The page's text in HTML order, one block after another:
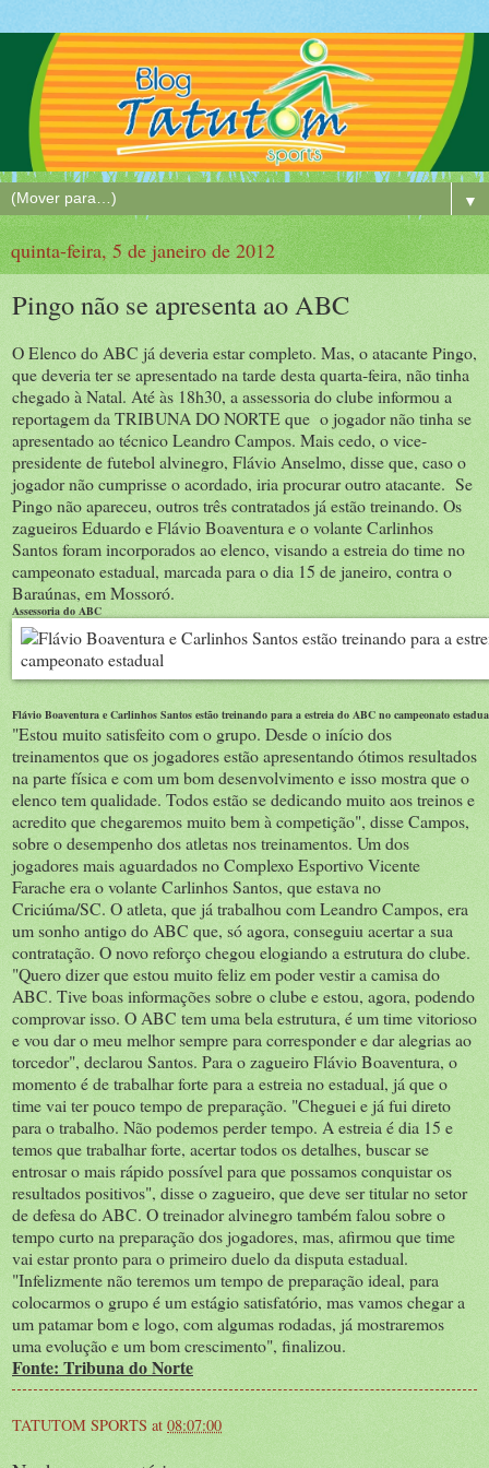
▼
quinta-feira, 5 de janeiro de 2012
Pingo não se apresenta ao ABC
O Elenco do ABC já deveria estar completo. Mas, o atacante Pingo,
que deveria ter se apresentado na tarde desta quarta-feira, não tinha
chegado à Natal. Até às 18h30, a assessoria do clube informou a
reportagem da TRIBUNA DO NORTE que o jogador não tinha se
apresentado ao técnico Leandro Campos. Mais cedo, o vice-
presidente de futebol alvinegro, Flávio Anselmo, disse que, caso o
jogador não cumprisse o acordado, iria procurar outro atacante. Se
Pingo não apareceu, outros três contratados já estão treinando. Os
zagueiros Eduardo e Flávio Boaventura e o volante Carlinhos
Santos foram incorporados ao elenco, visando a estreia do time no
campeonato estadual, marcada para o dia 15 de janeiro, contra o
Baraúnas, em Mossoró.
Assessoria do ABC
Flávio Boaventura e Carlinhos Santos estão treinando para a estreia do ABC no campeonato
"Estou muito satisfeito com o grupo. Desde o início dos
treinamentos que os jogadores estão apresentando ótimos resultados
na parte física e com um bom desenvolvimento e isso mostra que o
elenco tem qualidade. Todos estão se dedicando muito aos treinos e
acredito que chegaremos muito bem à competição", disse Campos,
sobre o desempenho dos atletas nos treinamentos. Um dos
jogadores mais aguardados no Complexo Esportivo Vicente
Farache era o volante Carlinhos Santos, que estava no
Criciúma/SC. O atleta, que já trabalhou com Leandro Campos, era
um sonho antigo do ABC que, só agora, conseguiu acertar a sua
contratação. O novo reforço chegou elogiando a estrutura do clube.
"Quero dizer que estou muito feliz em poder vestir a camisa do
ABC. Tive boas informações sobre o clube e estou, agora, podendo
comprovar isso. O ABC tem uma bela estrutura, é um time vitorioso
e vou dar o meu melhor sempre para corresponder e dar alegrias ao
torcedor", declarou Santos. Para o zagueiro Flávio Boaventura, o
momento é de trabalhar forte para a estreia no estadual, já que o
time vai ter pouco tempo de preparação. "Cheguei e já fui direto
para o trabalho. Não podemos perder tempo. A estreia é dia 15 e
temos que trabalhar forte, acertar todos os detalhes, buscar se
entrosar o mais rápido possível para que possamos conquistar os
resultados positivos", disse o zagueiro, que deve ser titular no setor
de defesa do ABC. O treinador alvinegro também falou sobre o
tempo curto na preparação dos jogadores, mas, afirmou que time
vai estar pronto para o primeiro duelo da disputa estadual.
"Infelizmente não teremos um tempo de preparação ideal, para
colocarmos o grupo é um estágio satisfatório, mas vamos chegar a
um patamar bom e logo, com algumas rodadas, já mostraremos
uma evolução e um bom crescimento", finalizou.
Fonte: Tribuna do Norte
TATUTOM SPORTS at 08:07:00